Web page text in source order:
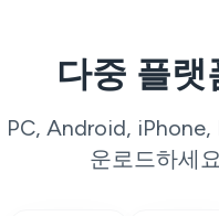
다중 플랫
PC, Android,
운로드하세